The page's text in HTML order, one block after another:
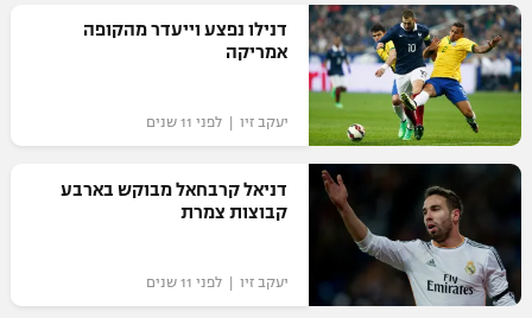
דנילו נפצע וייעדר מהקופה
אמריקה
יעקב זיו | לפני 11 שנים
דניאל קרבחאל מבוקש בארבע
קבוצות צמרת
יעקב זיו | לפני 11 שנים